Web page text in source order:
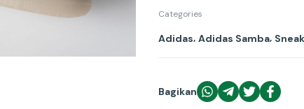
Categories
Adidas, Adidas Samba,
Bagikan